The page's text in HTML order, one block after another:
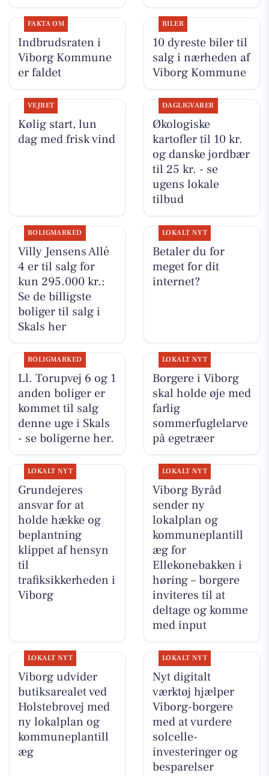
FAKTA OM
Indbrudsraten i
Viborg Kommune
er faldet
BILER
10 dyreste biler til
salg i nærheden af
Viborg Kommune
VEJRET
Kølig start, lun
dag med frisk vind
DAGLIGVARER
Økologiske
kartofler til 10 kr.
og danske jordbær
til 25 kr. - se
ugens lokale
tilbud
BOLIGMARKED
Villy Jensens Allé
4 er til salg for
kun 295.000 kr.:
Se de billigste
boliger til salg i
Skals her
LOKALT NYT
Betaler du for
meget for dit
internet?
BOLIGMARKED
Ll. Torupvej 6 og 1
anden boliger er
kommet til salg
denne uge i Skals
- se boligerne her.
LOKALT NYT
Borgere i Viborg
skal holde øje med
farlig
sommerfuglelarve
på egetræer
LOKALT NYT
Grundejeres
ansvar for at
holde hække og
beplantning
klippet af hensyn
til
trafiksikkerheden i
Viborg
LOKALT NYT
Viborg Byråd
sender ny
lokalplan og
kommuneplantill
æg for
Ellekonebakken i
høring – borgere
inviteres til at
deltage og komme
med input
LOKALT NYT
Viborg udvider
butiksarealet ved
Holstebrovej med
ny lokalplan og
kommuneplantill
æg
LOKALT NYT
Nyt digitalt
værktøj hjælper
Viborg-borgere
med at vurdere
solcelle-
investeringer og
besparelser